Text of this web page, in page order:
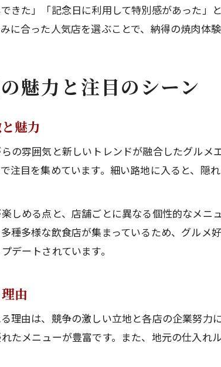
きた」「記念日に利用して特別感があった」
合った人気店を選ぶことで、納得の焼肉体験
魅力と注目のシーン
魅力
の雰囲気と新しいトレンドが融合したグルメ
注目を集めています。細い路地に入ると、隠
しめる点と、店舗ごとに異なる個性的なメニ
種多様な飲食店が集まっているため、グルメ
デートされています。
由
理由は、競争の激しい立地と各店の企業努力
たメニューが豊富です。また、地元の仕入れ